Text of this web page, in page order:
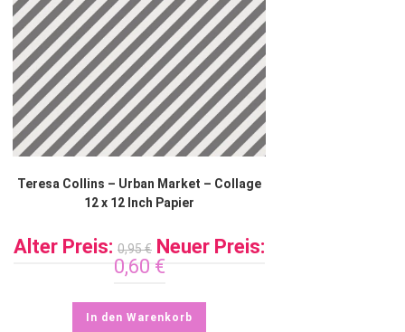
Teresa Collins – Urban Market – Collage
12 x 12 Inch Papier
Alter Preis: 0,95€ Neuer Preis:
0,60 €
In den Warenkorb